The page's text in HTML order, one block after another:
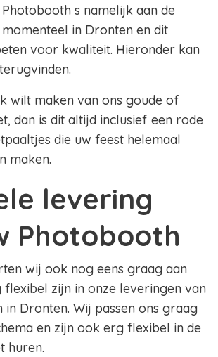
s namelijk aan de
in Dronten en dit
voor kwaliteit. Hieronder kan
wilt maken van ons goude of
dan is dit altijd inclusief een rode
die uw feest helemaal
maken.
levering
Photobooth
wij ook nog eens graag aan
zijn in onze leveringen van
in Dronten. Wij passen ons graag
en zijn ook erg flexibel in de
huren.